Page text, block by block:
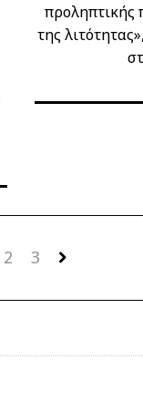
προληπτικής
της
2 3